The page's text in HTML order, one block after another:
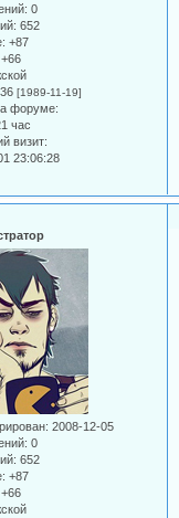
0
652
+87
+66
36 [1989-11-19]
форуме:
час
визит:
23:06:28
: 2008-12-05
0
652
+87
+66